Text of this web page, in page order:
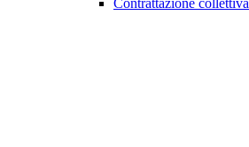
Contrattazione collettiva